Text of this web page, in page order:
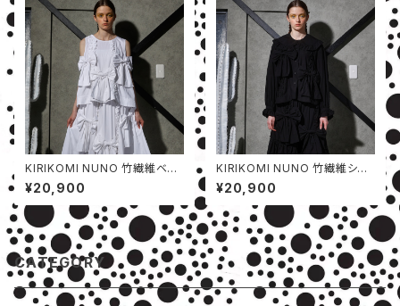
KIRIKOMI NUNO 竹繊維ベス
ト
¥20,900
KIRIKOMI NUNO 竹繊維シャ
ツ
¥20,900
CATEGORY